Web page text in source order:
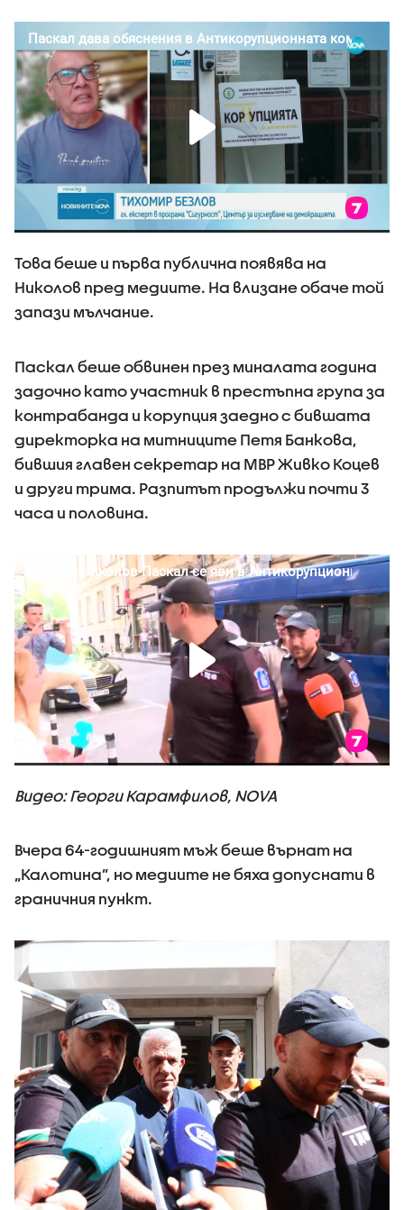
Това беше и първа публична появява на
Николов пред медиите. На влизане обаче той
запази мълчание.
Паскал беше обвинен през миналата година
задочно като участник в престъпна група за
контрабанда и корупция заедно с бившата
директорка на митниците Петя Банкова,
бившия главен секретар на МВР Живко Коцев
и други трима. Разпитът продължи почти 3
часа и половина.
Видео: Георги Карамфилов, NOVA
Вчера 64-годишният мъж беше върнат на
„Калотина”, но медиите не бяха допуснати в
граничния пункт.